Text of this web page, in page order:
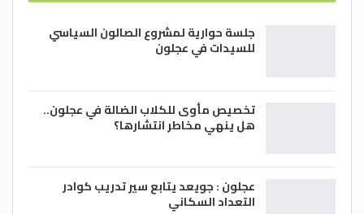
جلسة حوارية لمشروع الصالون السياسي
للسيدات في عجلون
تخصيص مأوى للكلاب الضالة في عجلون..
هل ينهي مخاطر انتشارها؟
عجلون : جويعد يتابع سير تدريب كوادر
التعداد السكاني